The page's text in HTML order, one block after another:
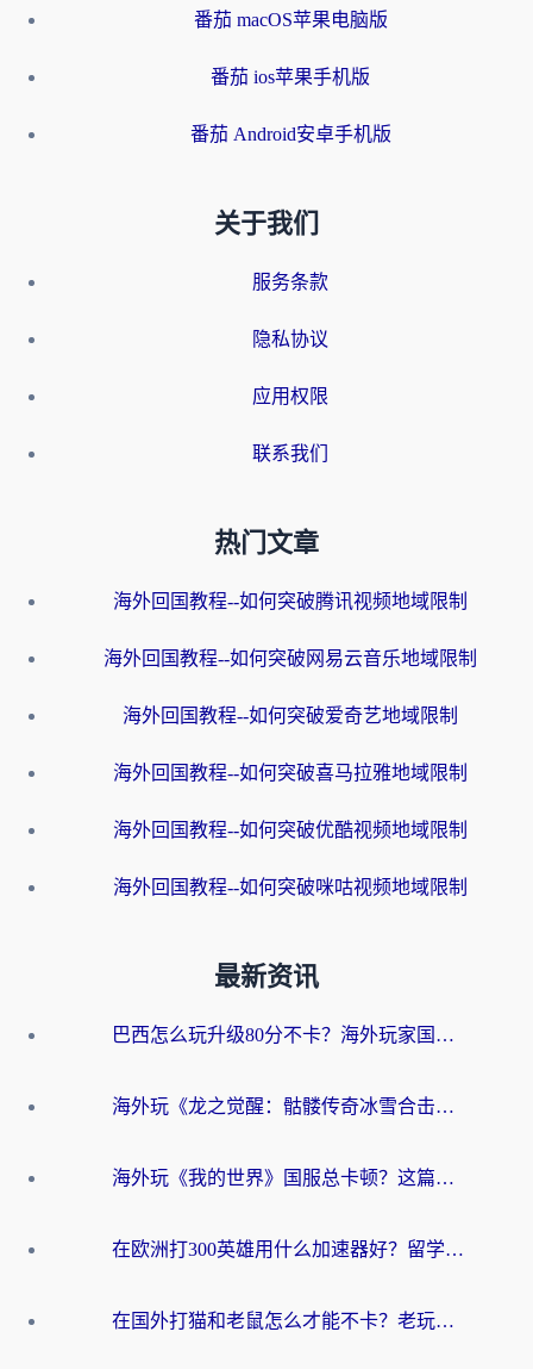
番茄 macOS苹果电脑版
番茄 ios苹果手机版
番茄 Android安卓手机版
关于我们
服务条款
隐私协议
应用权限
联系我们
热门文章
海外回国教程--如何突破腾讯视频地域限制
海外回国教程--如何突破网易云音乐地域限制
海外回国教程--如何突破爱奇艺地域限制
海外回国教程--如何突破喜马拉雅地域限制
海外回国教程--如何突破优酷视频地域限制
海外回国教程--如何突破咪咕视频地域限制
最新资讯
巴西怎么玩升级80分不卡？海外玩家国服游戏加速器终极指南（附避坑技巧）
海外玩《龙之觉醒：骷髅传奇冰雪合击》延迟高？这篇指南帮你解决卡顿烦恼！
海外玩《我的世界》国服总卡顿？这篇我的世界游戏加速器指南帮你解决所有问题
在欧洲打300英雄用什么加速器好？留学生亲测有效的解决方案来了
在国外打猫和老鼠怎么才能不卡？老玩家亲测的终极加速指南